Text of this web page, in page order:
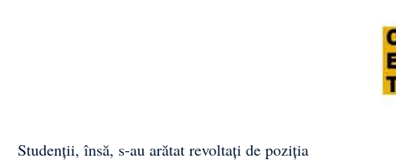
Studenții, însă, s-au arătat revoltați de poziția